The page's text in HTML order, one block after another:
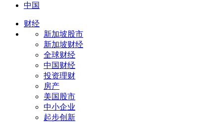
中国
财经
新加坡股市
新加坡财经
全球财经
中国财经
投资理财
房产
美国股市
中小企业
起步创新